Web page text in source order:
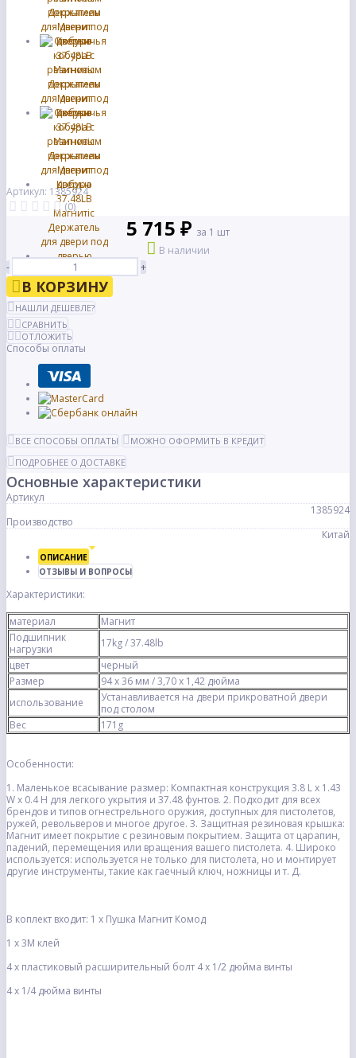
Артикул: 1385924
(0)
5 715 ₽ за 1 шт
В наличии
-
+
В КОРЗИНУ
НАШЛИ ДЕШЕВЛЕ?
СРАВНИТЬ
ОТЛОЖИТЬ
Способы оплаты
ВСЕ СПОСОБЫ ОПЛАТЫ
МОЖНО ОФОРМИТЬ В КРЕДИТ
ПОДРОБНЕЕ О ДОСТАВКЕ
Основные характеристики
Артикул
1385924
Производство
Китай
ОПИСАНИЕ
ОТЗЫВЫ И ВОПРОСЫ
Характеристики:
материал
Магнит
Подшипник
нагрузки
17kg / 37.48lb
цвет
черный
Размер
94 х 36 мм / 3,70 х 1,42 дюйма
использование
Устанавливается на двери прикроватной двери
под столом
Вес
171g
Особенности:
1. Маленькое всасывание размер: Компактная конструкция 3.8 L x 1.43
W x 0.4 H для легкого укрытия и 37.48 фунтов. 2. Подходит для всех
брендов и типов огнестрельного оружия, доступных для пистолетов,
ружей, револьверов и многое другое. 3. Защитная резиновая крышка:
Магнит имеет покрытие с резиновым покрытием. Защита от царапин,
падений, перемещения или вращения вашего пистолета. 4. Широко
используется: используется не только для пистолета, но и монтирует
другие инструменты, такие как гаечный ключ, ножницы и т. Д.
В коплект входит: 1 x Пушка Магнит Комод
1 x 3M клей
4 x пластиковый расширительный болт 4 х 1/2 дюйма винты
4 х 1/4 дюйма винты